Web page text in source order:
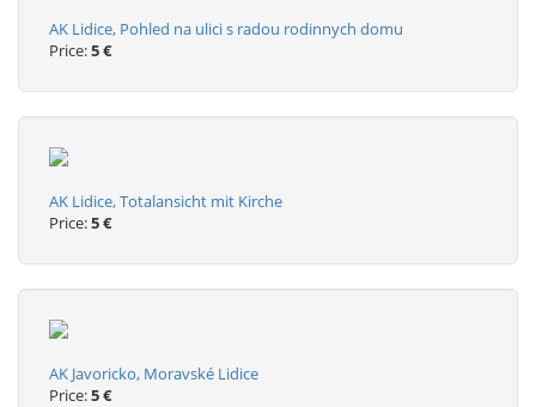
AK Lidice, Pohled na ulici s radou rodinnych domu
Price:5 €
AK Lidice, Totalansicht mit Kirche
Price:5 €
AK Javoricko, Moravské Lidice
Price:5 €